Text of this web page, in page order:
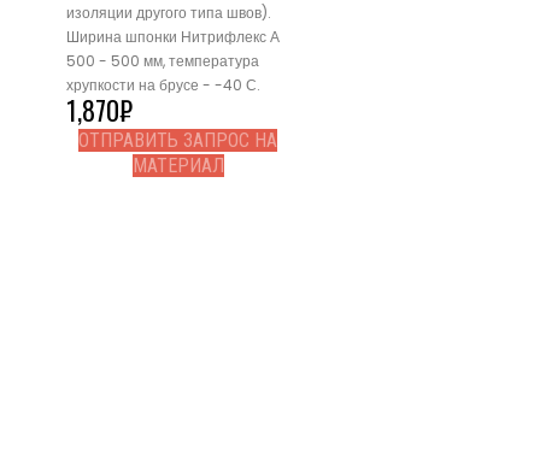
изоляции другого типа швов).
Ширина шпонки Нитрифлекс А
500 - 500 мм, температура
хрупкости на брусе - -40 С.
1,870₽
ОТПРАВИТЬ ЗАПРОС НА
МАТЕРИАЛ